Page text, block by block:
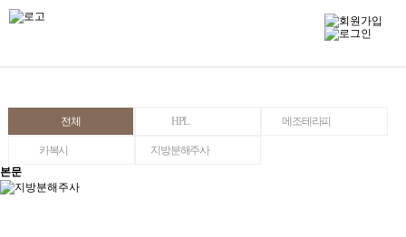
전체 HPL 메조테라피
카복시
지방분해주사
본문